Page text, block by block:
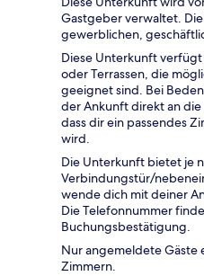
Gastgeber verwaltet.
gewerblichen,
Diese Unterkunft
oder Terrassen, die
geeignet sind. Bei
der Ankunft direkt an
dass dir ein passendes
wird.
Die Unterkunft bietet je
Verbindungstür/
wende dich mit deiner
Die Telefonnummer
Buchungsbestätigung.
Nur angemeldete Gäste
Zimmern.